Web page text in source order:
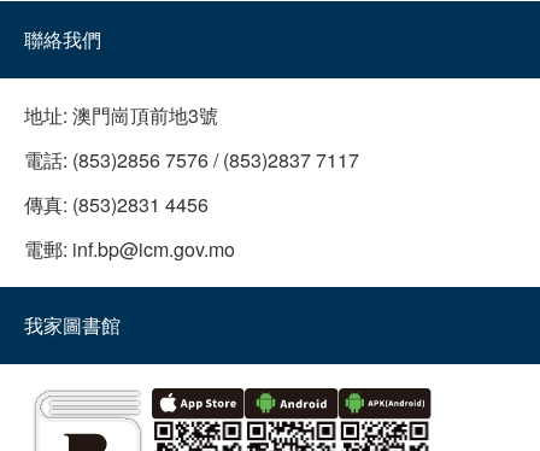
活動日期：2015年04月23日